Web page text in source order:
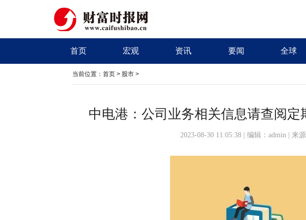
首页 宏观 资讯 要闻 全球
当前位置： 首页 > 股市 >
中电港：公司业务相关信息请查阅
2023-08-30 11:05:38 | 编辑：admin | 来源